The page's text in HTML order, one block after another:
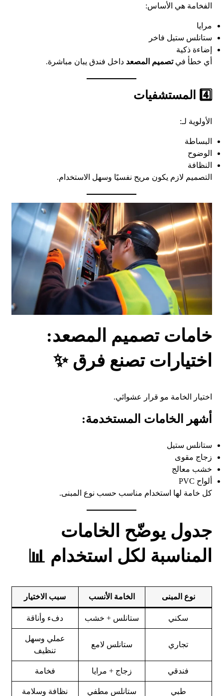
الفخامة هي الأساس:
مرايا
ستانلس ستيل فاخر
إضاءة ذكية
أي خطأ فيتصميم المصعد داخل فندق يبان مباشرة.
4️⃣ المستشفيات
الأولوية لـ:
البساطة
الوضوح
النظافة
التصميم لازم يكون مريح نفسيًا وسهل الاستخدام.
خامات تصميم المصعد:
اختيارات تصنع فرق ✨
اختيار الخامة مو قرار عشوائي.
أشهر الخامات المستخدمة:
ستانلس ستيل
زجاج مقوى
خشب معالج
ألواح PVC
كل خامة لها استخدام مناسب حسب نوع المبنى.
جدول يوضّح الخامات
المناسبة لكل استخدام 📊
نوع المبنى الخامة الأنسب سبب الاختيار
سكني ستانلس + خشب دفء وأناقة
تجاري ستانلس لامع
عملي وسهل
تنظيف
فندقي زجاج + مرايا فخامة
طبي ستانلس مطفي نظافة وسلامة